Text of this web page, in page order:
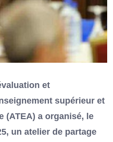
et
supérieur et
(ATEA) a organisé, le
un atelier de partage